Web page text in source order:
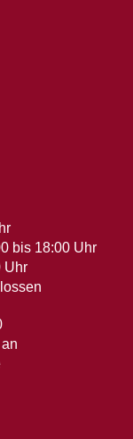
bis 18:00 Uhr
Uhr